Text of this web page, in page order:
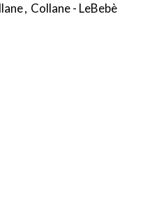
, Collane - LeBebè